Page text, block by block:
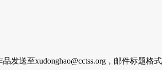
送至xudonghao@cctss.org，邮件标题格式